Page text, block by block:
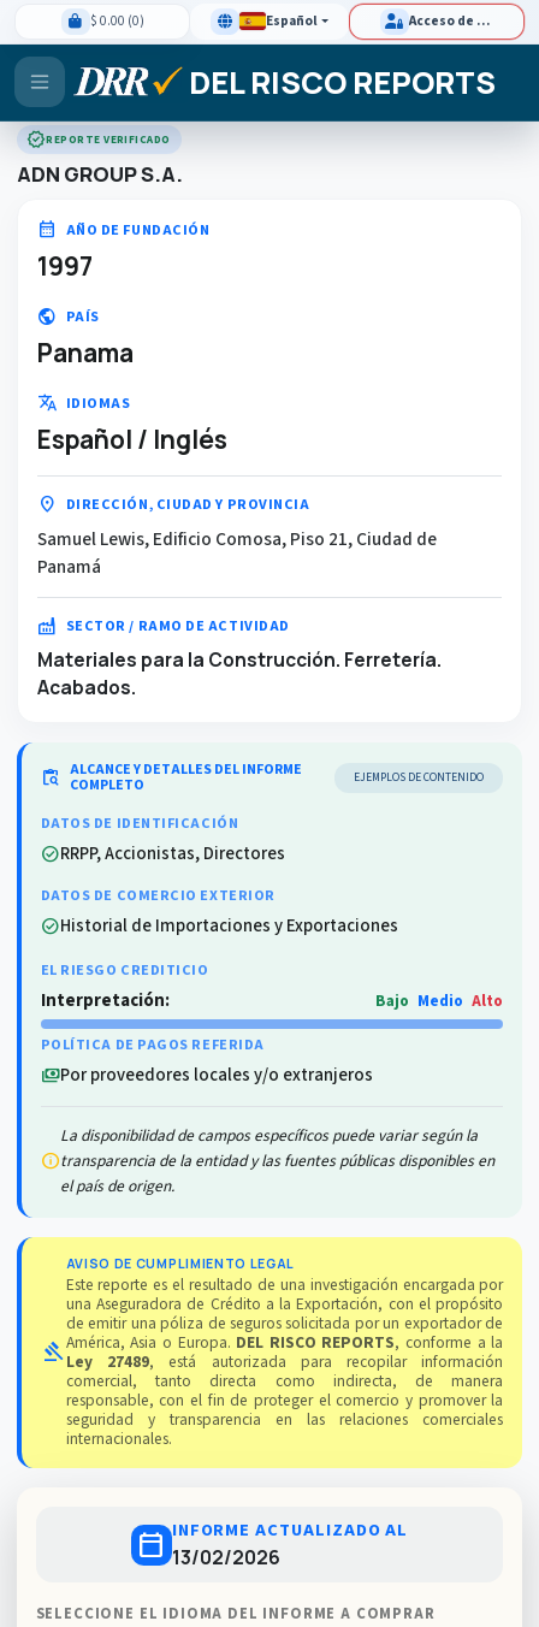
$ 0.00 (0) Español Acceso de clientes
DEL RISCO REPORTS
verifiedREPORTE VERIFICADO
ADN GROUP S.A.
calendar_month AÑO DE FUNDACIÓN
1997
public PAÍS
Panama
translate IDIOMAS
Español / Inglés
location_on DIRECCIÓN, CIUDAD Y PROVINCIA
Samuel Lewis, Edificio Comosa, Piso 21, Ciudad de
Panamá
factory SECTOR / RAMO DE ACTIVIDAD
Materiales para la Construcción. Ferretería.
Acabados.
content_paste_search ALCANCE Y DETALLES DEL INFORME
COMPLETO EJEMPLOS DE CONTENIDO
DATOS DE IDENTIFICACIÓN
check_circleRRPP, Accionistas, Directores
DATOS DE COMERCIO EXTERIOR
check_circleHistorial de Importaciones y Exportaciones
EL RIESGO CREDITICIO
Interpretación: Bajo Medio Alto
POLÍTICA DE PAGOS REFERIDA
paymentsPor proveedores locales y/o extranjeros
info
La disponibilidad de campos específicos puede variar según la
transparencia de la entidad y las fuentes públicas disponibles en
el país de origen.
gavel
AVISO DE CUMPLIMIENTO LEGAL
Este reporte es el resultado de una investigación encargada por
una Aseguradora de Crédito a la Exportación, con el propósito
de emitir una póliza de seguros solicitada por un exportador de
América, Asia o Europa. DEL RISCO REPORTS, conforme a la
Ley 27489, está autorizada para recopilar información
comercial, tanto directa como indirecta, de manera
responsable, con el fin de proteger el comercio y promover la
seguridad y transparencia en las relaciones comerciales
internacionales.
calendar_today INFORME ACTUALIZADO AL
13/02/2026
SELECCIONE EL IDIOMA DEL INFORME A COMPRAR